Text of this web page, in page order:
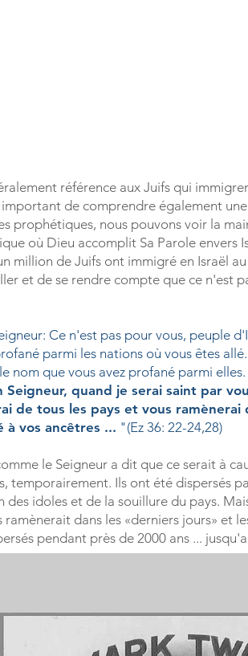
référence aux Juifs qui
de comprendre également
prophétiques, nous pouvons voir la
où Dieu accomplit Sa Parole envers
million de Juifs ont immigré en Israël
et de se rendre compte que ce n'est
Ce n'est pas pour vous, peuple
parmi les nations où vous êtes
nom que vous avez profané parmi elles.
quand je serai saint par
de tous les pays et vous ramènerai
à vos ancêtres ... "(Ez 36: 22-24,28)
le Seigneur a dit que ce serait à
temporairement. Ils ont été dispersés
idoles et de la souillure du pays.
dans les «derniers jours» et
pendant près de 2000 ans ...